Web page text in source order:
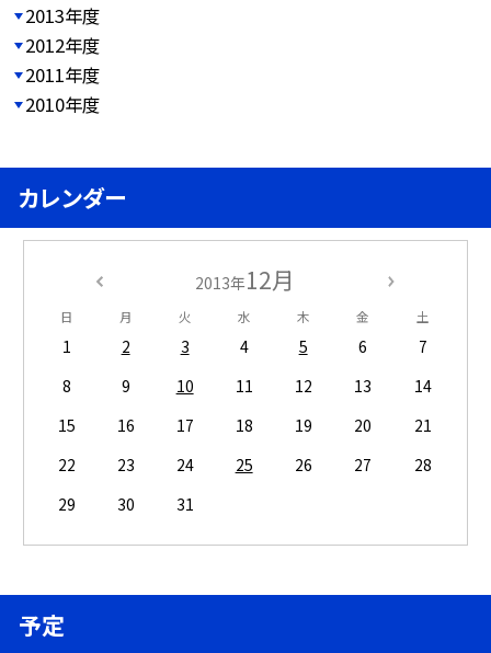
2013年度
2012年度
2011年度
2010年度
カレンダー
2013年12月
日 月 火 水 木 金 土
1 2 3 4 5 6
7
8
9 10 11 12 13
14
15
16 17 18 19 20
21
22
23 24 25 26 27
28
29
30 31
予定